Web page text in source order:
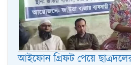
আইফোন গ্রিফট পেয়ে